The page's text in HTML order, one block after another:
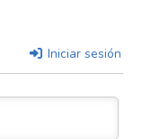
Iniciar sesión